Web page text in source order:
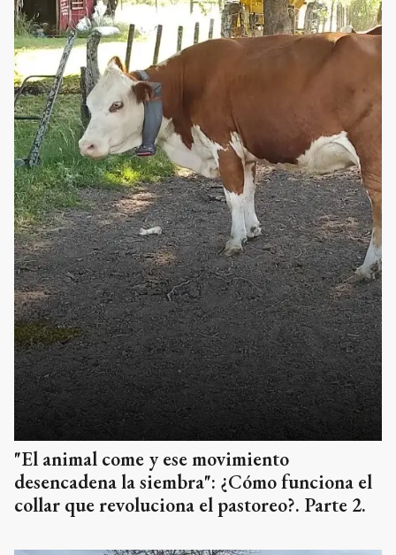
"El animal come y ese movimiento
desencadena la siembra": ¿Cómo funciona el
collar que revoluciona el pastoreo?. Parte 2.